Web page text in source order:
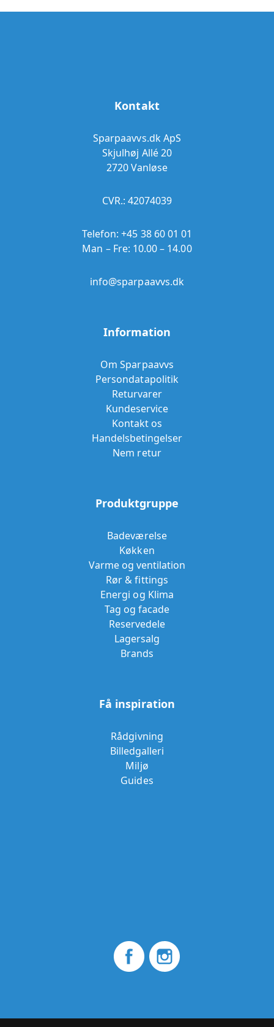
Kontakt
Sparpaavvs.dk ApS
Skjulhøj Allé 20
2720 Vanløse
CVR.: 42074039
Telefon:+45 38 60 01 01
Man – Fre: 10.00 – 14.00
info@sparpaavvs.dk
Information
Om Sparpaavvs
Persondatapolitik
Returvarer
Kundeservice
Kontakt os
Handelsbetingelser
Nem retur
Produktgruppe
Badeværelse
Køkken
Varme og ventilation
Rør & fittings
Energi og Klima
Tag og facade
Reservedele
Lagersalg
Brands
Få inspiration
Rådgivning
Billedgalleri
Miljø
Guides